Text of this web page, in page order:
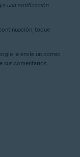
una notificación
toque
le envíe un correo
sus comentarios,